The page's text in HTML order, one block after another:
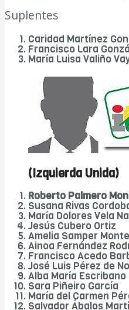
Suplentes
Caridad Martínez
Francisco Lara
María Luisa Valiño
(Izquierda Unida)
Roberto Palmero
Susana Rivas
María Dolores Vela
Jesús Cubero Ortiz
Amelia Samper
Ainoa Fernández
Francisco Acedo
José Luis Pérez de
Alba María
Sara Piñeiro García
María del Carmen
Salvador Ábalos